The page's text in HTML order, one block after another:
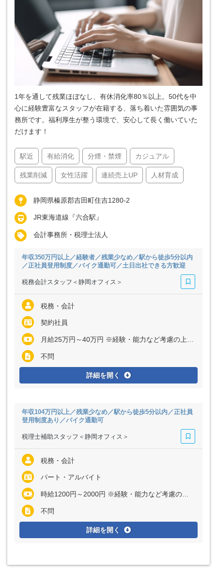
1年を通して残業ほぼなし、有休消化率80％以上。50代を中
心に経験豊富なスタッフが在籍する、落ち着いた雰囲気の事
務所です。福利厚生が整う環境で、安心して長く働いていた
だけます！
駅近 有給消化 分煙・禁煙 カジュアル
残業削減 女性活躍 連続売上UP 人材育成
静岡県榛原郡吉田町住吉1280-2
JR東海道線『六合駅』
会計事務所・税理士法人
年収350万円以上／経験者／残業少なめ／駅から徒歩5分以内
／正社員登用制度／バイク通勤可／土日出社できる方歓迎
税務会計スタッフ＜静岡オフィス＞
税務・会計
契約社員
月給25万円～40万円 ※経験・能力など考慮の上、決定いたします ※残業代は全額支給
不問
詳細を開く
年収104万円以上／残業少なめ／駅から徒歩5分以内／正社員
登用制度あり／バイク通勤可
税理士補助スタッフ＜静岡オフィス＞
税務・会計
パート・アルバイト
時給1200円～2000円 ※経験・能力など考慮の上、決定いたします
不問
詳細を開く